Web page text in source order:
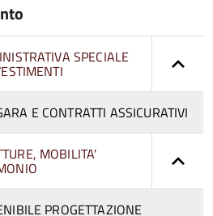
SPECIALE
E CONTRATTI ASSICURATIVI
MOBILITA'
PROGETTAZIONE